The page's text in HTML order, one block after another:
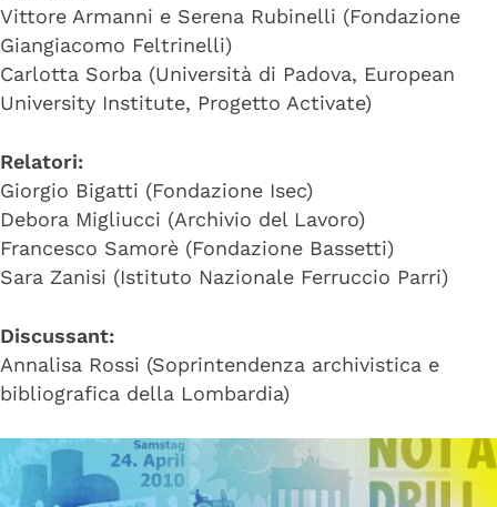
Vittore Armanni e Serena Rubinelli (Fondazione
Giangiacomo Feltrinelli)
Carlotta Sorba (Università di Padova, European
University Institute, Progetto Activate)
Relatori:
Giorgio Bigatti (Fondazione Isec)
Debora Migliucci (Archivio del Lavoro)
Francesco Samorè (Fondazione Bassetti)
Sara Zanisi (Istituto Nazionale Ferruccio Parri)
Discussant:
Annalisa Rossi (Soprintendenza archivistica e
bibliografica della Lombardia)